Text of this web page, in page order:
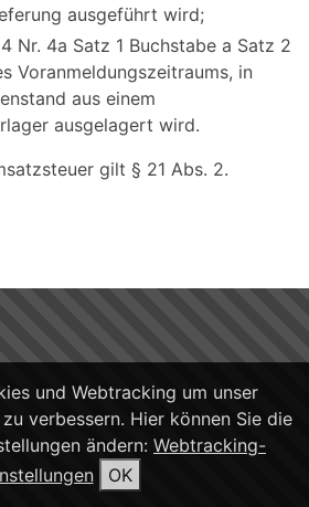
ausgeführt wird;
Nr. 4a Satz 1 Buchstabe a Satz 2
Voranmeldungszeitraums, in
aus einem
ausgelagert wird.
gilt § 21 Abs. 2.
und Webtracking um unser
verbessern. Hier können Sie die
ändern: Webtracking-
OK